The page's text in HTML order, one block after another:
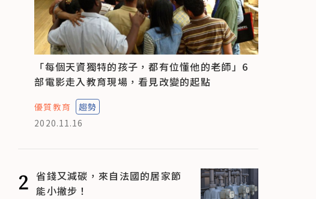
「每個天資獨特的孩子，都有位懂他的老師」6
部電影走入教育現場，看見改變的起點
優質教育
趨勢
2020.11.16
2 省錢又減碳，來自法國的居家節
能小撇步！